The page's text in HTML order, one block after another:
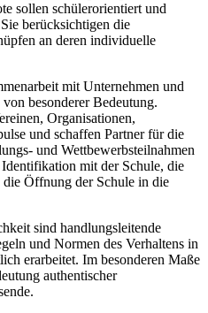
sollen schülerorientiert und
berücksichtigen die
an deren individuelle
mit Unternehmen und
besonderer Bedeutung.
Organisationen,
und schaffen Partner für die
und Wettbewerbsteilnahmen
mit der Schule, die
Öffnung der Schule in die
sind handlungsleitende
und Normen des Verhaltens in
erarbeitet. Im besonderen Maße
authentischer